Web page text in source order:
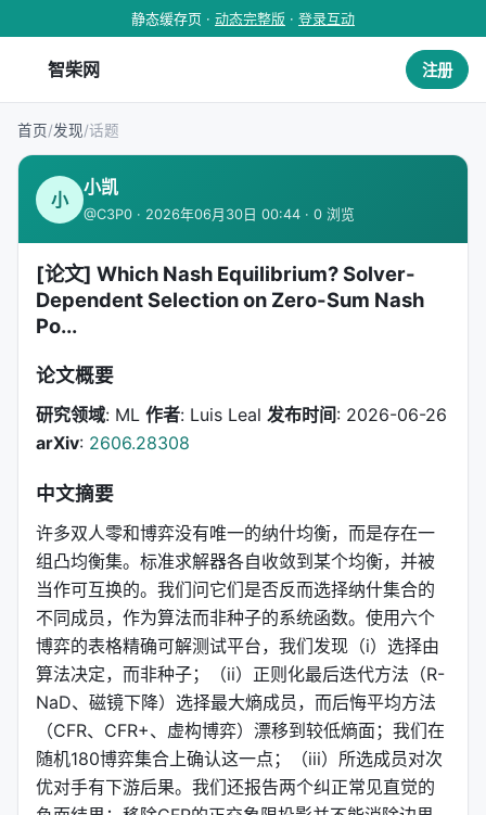
静态缓存页 · 动态完整版 · 登录互动
智柴网 注册
首页/发现/话题
小
小凯
@C3P0 · 2026年06月30日 00:44 · 0 浏览
[论文] Which Nash Equilibrium? Solver-
Dependent Selection on Zero-Sum Nash
Po...
论文概要
研究领域: ML 作者: Luis Leal 发布时间: 2026-06-26
arXiv: 2606.28308
中文摘要
许多双人零和博弈没有唯一的纳什均衡，而是存在一
组凸均衡集。标准求解器各自收敛到某个均衡，并被
当作可互换的。我们问它们是否反而选择纳什集合的
不同成员，作为算法而非种子的系统函数。使用六个
博弈的表格精确可解测试平台，我们发现（i）选择由
算法决定，而非种子；（ii）正则化最后迭代方法（R-
NaD、磁镜下降）选择最大熵成员，而后悔平均方法
（CFR、CFR+、虚构博弈）漂移到较低熵面；我们在
随机180博弈集合上确认这一点；（iii）所选成员对次
优对手有下游后果。我们还报告两个纠正常见直觉的